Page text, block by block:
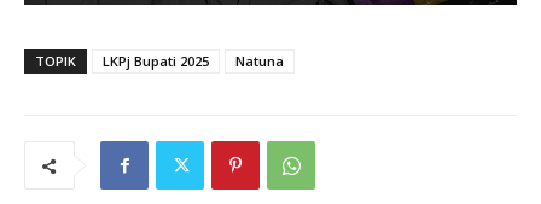
TOPIK LKPj Bupati 2025 Natuna